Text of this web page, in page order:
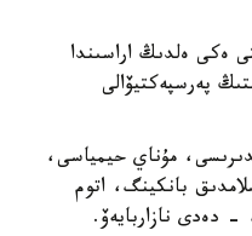
ەكى ەلدىڭ اراسىندا
پەرسپەكتيۆالى
مۇناي حيمياسى،
بانكينگ، اتوم
- دەدى نازاربايەۆ.